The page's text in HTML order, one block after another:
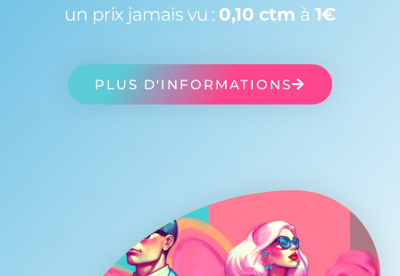
un prix jamais vu : 0,10 ctm à 1€
PLUS D'INFORMATIONS